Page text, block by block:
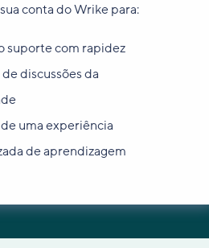
conta do Wrike para:
suporte com rapidez
discussões da
uma experiência
de aprendizagem